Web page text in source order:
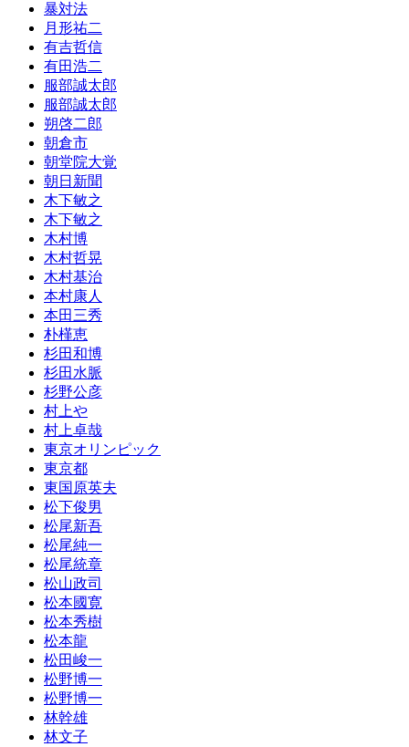
暴対法
月形祐二
有吉哲信
有田浩二
服部誠太郎
服部誠太郎
朔啓二郎
朝倉市
朝堂院大覚
朝日新聞
木下敏之
木下敏之
木村博
木村哲晃
木村基治
本村康人
本田三秀
朴槿恵
杉田和博
杉田水脈
杉野公彦
村上や
村上卓哉
東京オリンピック
東京都
東国原英夫
松下俊男
松尾新吾
松尾純一
松尾統章
松山政司
松本國寛
松本秀樹
松本龍
松田峻一
松野博一
松野博一
林幹雄
林文子